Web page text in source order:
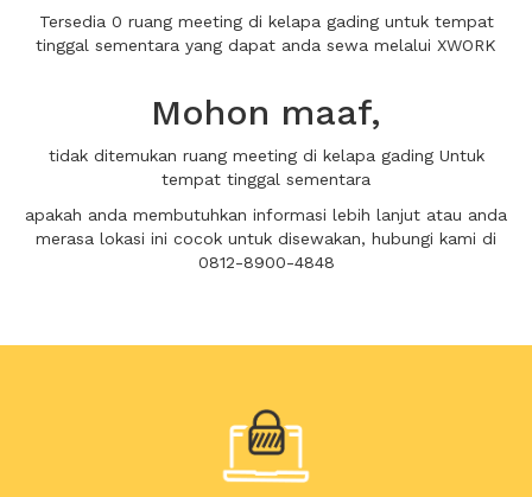
Tersedia 0 ruang meeting di kelapa gading untuk tempat
tinggal sementara yang dapat anda sewa melalui XWORK
Mohon maaf,
tidak ditemukan ruang meeting di kelapa gading Untuk
tempat tinggal sementara
apakah anda membutuhkan informasi lebih lanjut atau anda
merasa lokasi ini cocok untuk disewakan, hubungi kami di
0812-8900-4848